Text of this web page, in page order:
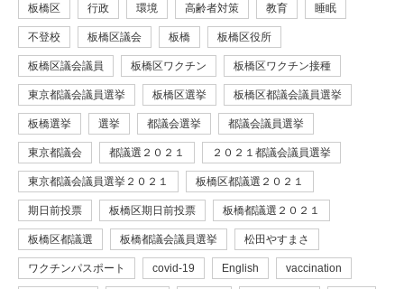
板橋区 行政 環境 高齢者対策 教育 睡眠
不登校 板橋区議会 板橋 板橋区役所
板橋区議会議員 板橋区ワクチン 板橋区ワクチン接種
東京都議会議員選挙 板橋区選挙 板橋区都議会議員選挙
板橋選挙 選挙 都議会選挙 都議会議員選挙
東京都議会 都議選２０２１ ２０２１都議会議員選挙
東京都議会議員選挙２０２１ 板橋区都議選２０２１
期日前投票 板橋区期日前投票 板橋都議選２０２１
板橋区都議選 板橋都議会議員選挙 松田やすまさ
ワクチンパスポート covid-19 English vaccination